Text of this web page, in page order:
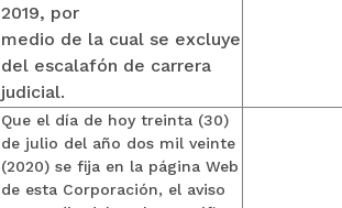
2019, por
medio de la cual se excluye
del escalafón de carrera
judicial.
Que el día de hoy treinta (30)
de julio del año dos mil veinte
(2020) se fija en la página Web
de esta Corporación, el aviso